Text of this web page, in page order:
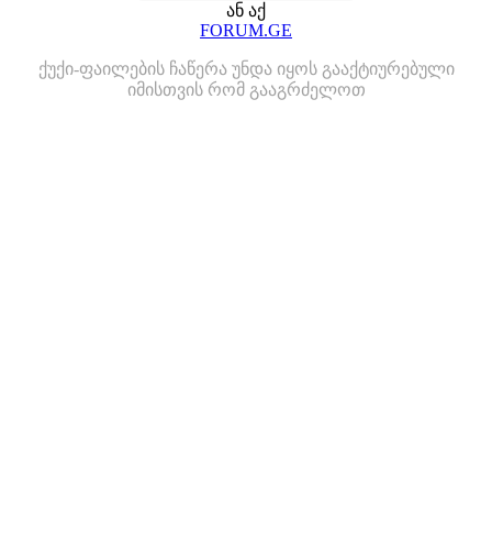
ან აქ
FORUM.GE
ქუქი-ფაილების ჩაწერა უნდა იყოს გააქტიურებული
იმისთვის რომ გააგრძელოთ